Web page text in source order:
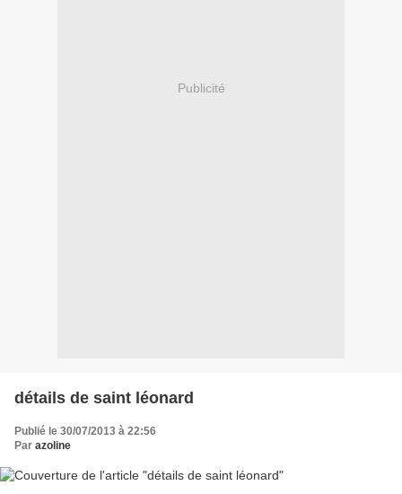
Publicité
détails de saint léonard
Publié le 30/07/2013 à 22:56
Par azoline